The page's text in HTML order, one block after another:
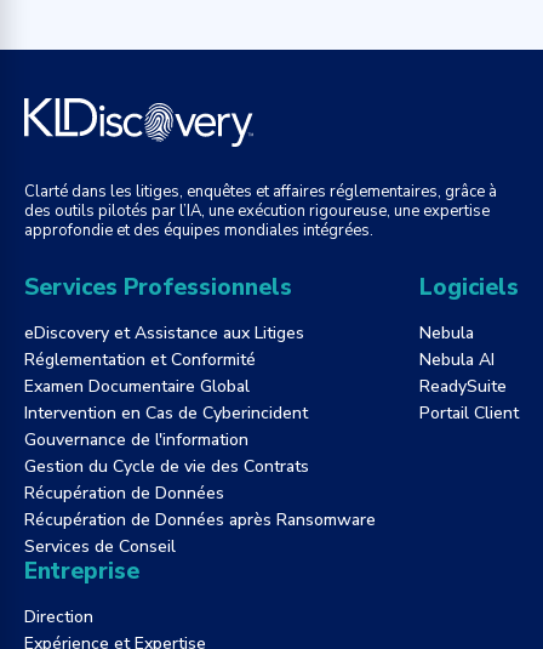
Clarté dans les litiges, enquêtes et affaires réglementaires, grâce à
des outils pilotés par l’IA, une exécution rigoureuse, une expertise
approfondie et des équipes mondiales intégrées.
Services Professionnels
eDiscovery et Assistance aux Litiges
Réglementation et Conformité
Examen Documentaire Global
Intervention en Cas de Cyberincident
Gouvernance de l'information
Gestion du Cycle de vie des Contrats
Récupération de Données
Récupération de Données après Ransomware
Services de Conseil
Logiciels
Nebula
Nebula AI
ReadySuite
Portail Client
Entreprise
Direction
Expérience et Expertise